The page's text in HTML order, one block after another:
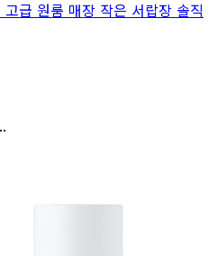
급 원룸 매장 작은 서랍장 솔직